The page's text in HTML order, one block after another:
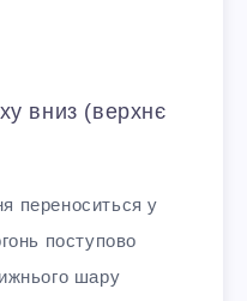
вниз (верхнє
переноситься у
поступово
шару